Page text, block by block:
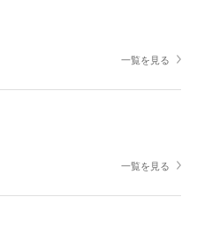
一覧を見る
一覧を見る